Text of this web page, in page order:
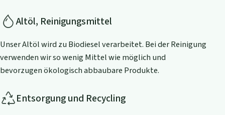
Altöl, Reinigungsmittel
Unser Altöl wird zu Biodiesel verarbeitet. Bei der Reinigung
verwenden wir so wenig Mittel wie möglich und
bevorzugen ökologisch abbaubare Produkte.
Entsorgung und Recycling